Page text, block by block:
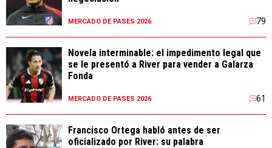
MERCADO DE PASES 2026 79
Novela interminable: el impedimento legal que
se le presentó a River para vender a Galarza
Fonda
MERCADO DE PASES 2026 61
Francisco Ortega habló antes de ser
oficializado por River: su palabra